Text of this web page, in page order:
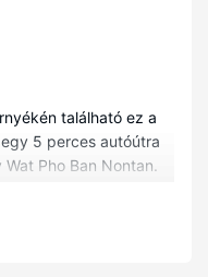
található ez a
5 perces autóútra
Pho Ban Nontan.
park helyszíneitől.